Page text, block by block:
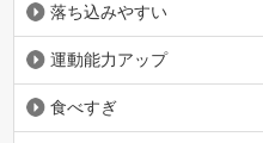
落ち込みやすい
運動能力アップ
食べすぎ